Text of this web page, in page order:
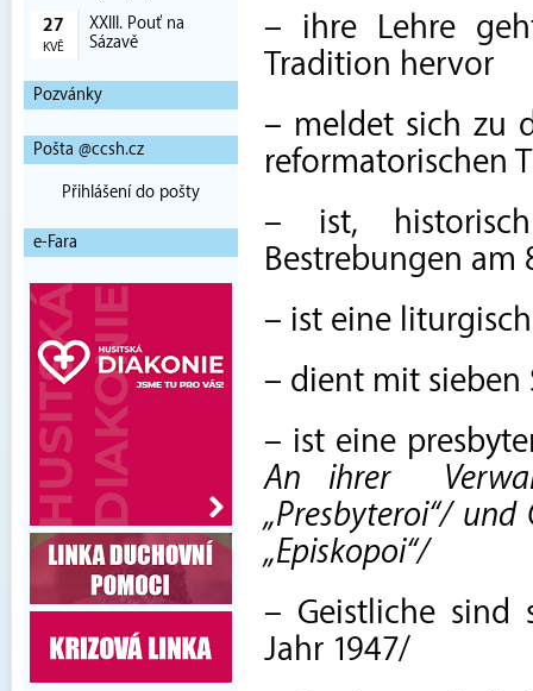
27
KVĚ
XXIII. Pouť na
Sázavě
Pozvánky
Pošta @ccsh.cz
Přihlášení do pošty
e-Fara
– ihre Lehre
Tradition hervor
– meldet sich zu
reformatorischen
– ist,
Bestrebungen am
– ist eine
– dient mit sieben
– ist eine
An ihrer
„Presbyteroi“/ und
„Episkopoi“/
– Geistliche sind
Jahr 1947/